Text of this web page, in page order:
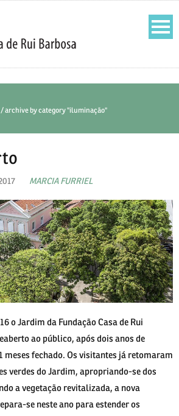
/archive by category "iluminação"
MARCIA FURRIEL
o Jardim da Fundação Casa de Rui
ao público, após dois anos de
meses fechado. Os visitantes já retomaram
verdes do Jardim, apropriando-se dos
a vegetação revitalizada, a nova
se neste ano para estender os